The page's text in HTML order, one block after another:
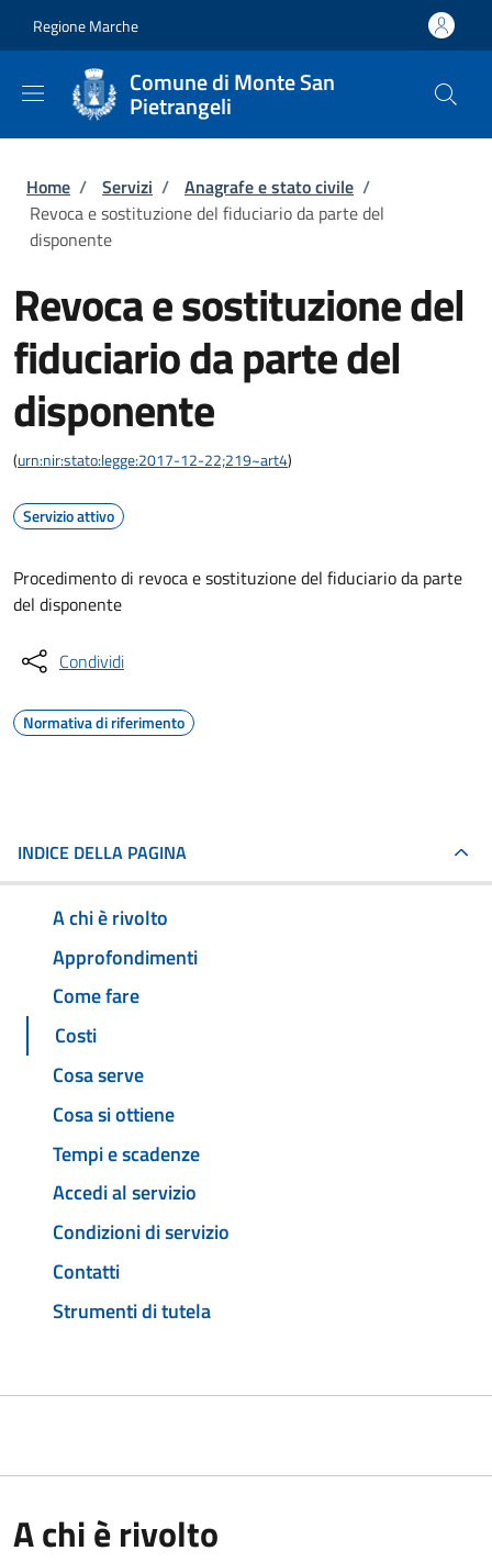
Regione Marche
Comune di Monte San
Pietrangeli
Briciole di pane
Home / Servizi / Anagrafe e stato civile /
Revoca e sostituzione del fiduciario da parte del
disponente
Revoca e sostituzione del
fiduciario da parte del
disponente
(urn:nir:stato:legge:2017-12-22;219~art4)
Servizio attivo
Procedimento di revoca e sostituzione del fiduciario da parte
del disponente
Condividi
Normativa di riferimento
INDICE DELLA PAGINA
A chi è rivolto
Approfondimenti
Come fare
Costi
Cosa serve
Cosa si ottiene
Tempi e scadenze
Accedi al servizio
Condizioni di servizio
Contatti
Strumenti di tutela
A chi è rivolto